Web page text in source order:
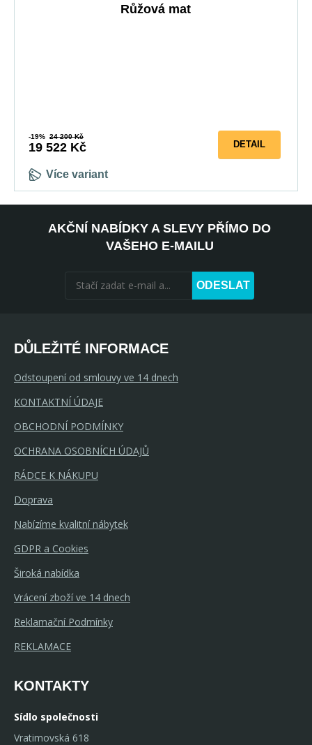
Růžová mat
-19% 24 200 Kč
19 522 Kč
Více variant
DETAIL
AKČNÍ NABÍDKY A SLEVY PŘÍMO DO
VAŠEHO E-MAILU
ODESLAT
DŮLEŽITÉ INFORMACE
Odstoupení od smlouvy ve 14 dnech
KONTAKTNÍ ÚDAJE
OBCHODNÍ PODMÍNKY
OCHRANA OSOBNÍCH ÚDAJŮ
RÁDCE K NÁKUPU
Doprava
Nabízíme kvalitní nábytek
GDPR a Cookies
Široká nabídka
Vrácení zboží ve 14 dnech
Reklamační Podmínky
REKLAMACE
KONTAKTY
Sídlo společnosti
Vratimovská 618